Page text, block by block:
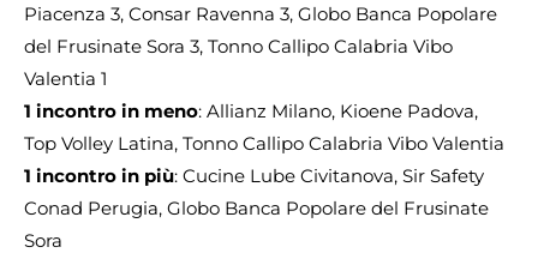
Piacenza 3, Consar Ravenna 3, Globo Banca Popolare
del Frusinate Sora 3, Tonno Callipo Calabria Vibo
Valentia 1
1 incontro in meno: Allianz Milano, Kioene Padova,
Top Volley Latina, Tonno Callipo Calabria Vibo Valentia
1 incontro in più: Cucine Lube Civitanova, Sir Safety
Conad Perugia, Globo Banca Popolare del Frusinate
Sora